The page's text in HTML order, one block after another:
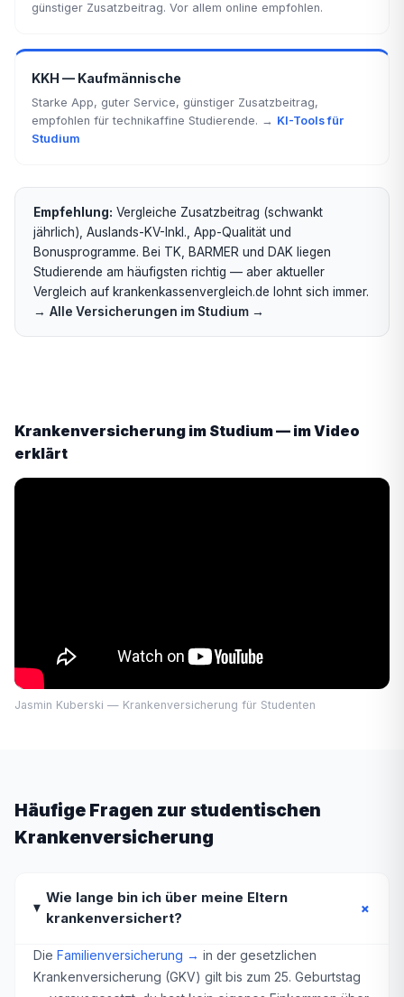
günstiger Zusatzbeitrag. Vor allem online empfohlen.
KKH — Kaufmännische
Starke App, guter Service, günstiger Zusatzbeitrag,
empfohlen für technikaffine Studierende. → KI-Tools für
Studium
Empfehlung: Vergleiche Zusatzbeitrag (schwankt
jährlich), Auslands-KV-Inkl., App-Qualität und
Bonusprogramme. Bei TK, BARMER und DAK liegen
Studierende am häufigsten richtig — aber aktueller
Vergleich auf krankenkassenvergleich.de lohnt sich immer.
→ Alle Versicherungen im Studium →
Krankenversicherung im Studium — im Video
erklärt
Jasmin Kuberski — Krankenversicherung für Studenten
Häufige Fragen zur studentischen
Krankenversicherung
Wie lange bin ich über meine Eltern
krankenversichert?
+
Die Familienversicherung → in der gesetzlichen
Krankenversicherung (GKV) gilt bis zum 25. Geburtstag